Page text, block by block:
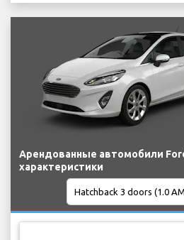
Арендованные автомобили
характеристики